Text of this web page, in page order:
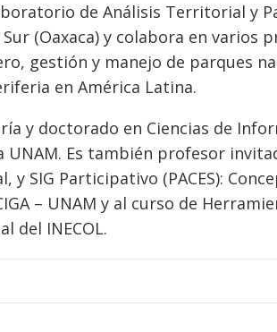
de Análisis Territorial y
Sur (Oaxaca) y colabora en varios
gestión y manejo de parques
en América Latina.
y doctorado en Ciencias de
UNAM. Es también profesor
y SIG Participativo (PACES):
– UNAM y al curso de
del INECOL.